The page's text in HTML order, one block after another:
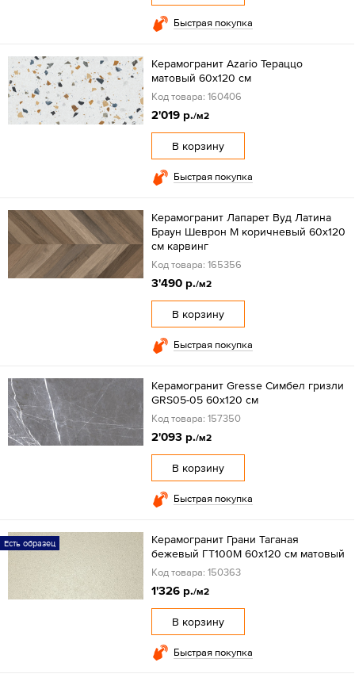
Быстрая покупка
Керамогранит Azario Тераццо
матовый 60x120 см
Код товара: 160406
2'019 р./м2
В корзину
Быстрая покупка
Керамогранит Лапарет Вуд Латина
Браун Шеврон М коричневый 60x120
см карвинг
Код товара: 165356
3'490 р./м2
В корзину
Быстрая покупка
Керамогранит Gresse Симбел гризли
GRS05-05 60х120 см
Код товара: 157350
2'093 р./м2
В корзину
Быстрая покупка
Есть образец
Керамогранит Грани Таганая
бежевый ГТ100М 60х120 см матовый
Код товара: 150363
1'326 р./м2
В корзину
Быстрая покупка